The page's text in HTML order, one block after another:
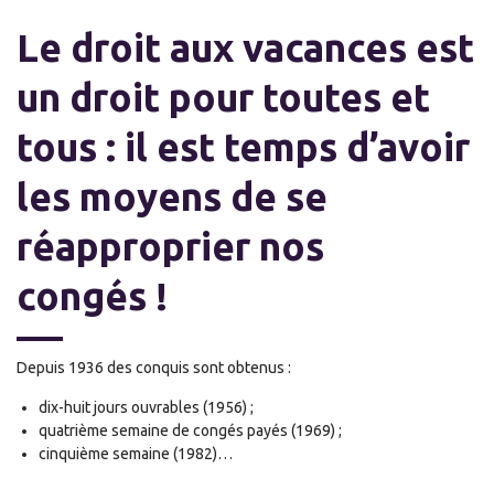
Le droit aux vacances est
un droit pour toutes et
tous : il est temps d’avoir
les moyens de se
réapproprier nos
congés !
Depuis 1936 des conquis sont obtenus :
dix-huit jours ouvrables (1956) ;
quatrième semaine de congés payés (1969) ;
cinquième semaine (1982)…